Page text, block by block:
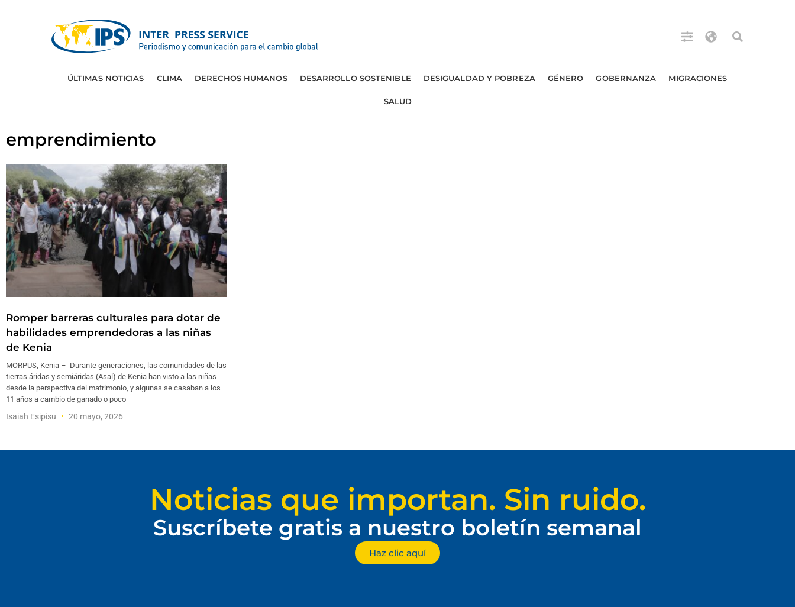
ÚLTIMAS NOTICIAS CLIMA DERECHOS HUMANOS DESARROLLO SOSTENIBLE DESIGUALDAD Y POBREZA GÉNERO GOBERNANZA MIGRACIONES
SALUD
emprendimiento
Romper barreras culturales para dotar de
habilidades emprendedoras a las niñas
de Kenia
MORPUS, Kenia – Durante generaciones, las comunidades de las
tierras áridas y semiáridas (Asal) de Kenia han visto a las niñas
desde la perspectiva del matrimonio, y algunas se casaban a los
11 años a cambio de ganado o poco
Isaiah Esipisu 20 mayo, 2026
Noticias que importan. Sin ruido.
Suscríbete gratis a nuestro boletín semanal
Haz clic aquí